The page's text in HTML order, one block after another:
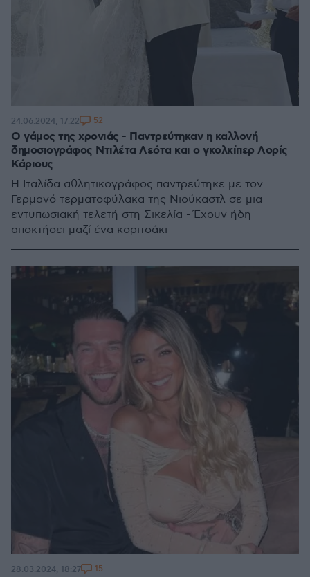
Ο γάμος της χρονιάς - Παντρεύτηκαν η καλλονή
δημοσιογράφος Ντιλέτα Λεότα και ο γκολκίπερ Λορίς
Κάριους
Η Ιταλίδα αθλητικογράφος παντρεύτηκε με τον
Γερμανό τερματοφύλακα της Νιούκαστλ σε μια
εντυπωσιακή τελετή στη Σικελία - Έχουν ήδη
αποκτήσει μαζί ένα κοριτσάκι
24.06.2024, 17:22 52
28.03.2024, 18:27 15